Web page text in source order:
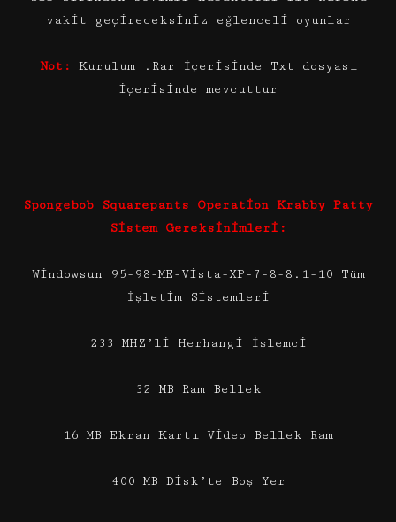
vakit geçireceksiniz eğlenceli oyunlar
Not: Kurulum .Rar İçerisinde Txt dosyası
içerisinde mevcuttur
Spongebob Squarepants Operation Krabby Patty
Sistem Gereksinimleri:
Windowsun 95-98-ME-Vista-XP-7-8-8.1-10 Tüm
İşletim Sistemleri
233 MHZ’li Herhangi İşlemci
32 MB Ram Bellek
16 MB Ekran Kartı Video Bellek Ram
400 MB Disk’te Boş Yer